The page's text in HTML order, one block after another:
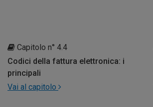
Capitolo n° 4.4
Codici della fattura elettronica: i
principali
Vai al capitolo